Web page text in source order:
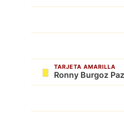
TARJETA AMARILLA
Ronny Burgoz Paz